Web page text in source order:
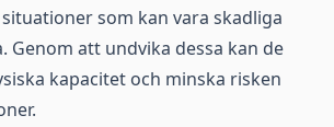
som kan vara skadliga
Genom att undvika dessa kan de
kapacitet och minska risken